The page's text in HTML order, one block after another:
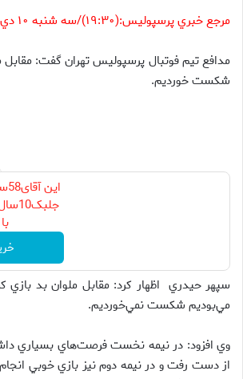
مرجع خبري پرسپوليس:(۱۹:۳۰)/سه شنبه ۱۰ دي
مدافع تيم فوتبال پرسپوليس تهران گفت: ‌مقابل
شكست خورديم.
سپهر حيدري اظهار كرد: مقابل ملوان بد بازي
مي‌بوديم شكست نمي‌خورديم.
وي افزود: در نيمه نخست فرصت‌هاي بسياري
از دست رفت و در نيمه دوم نيز بازي خوبي